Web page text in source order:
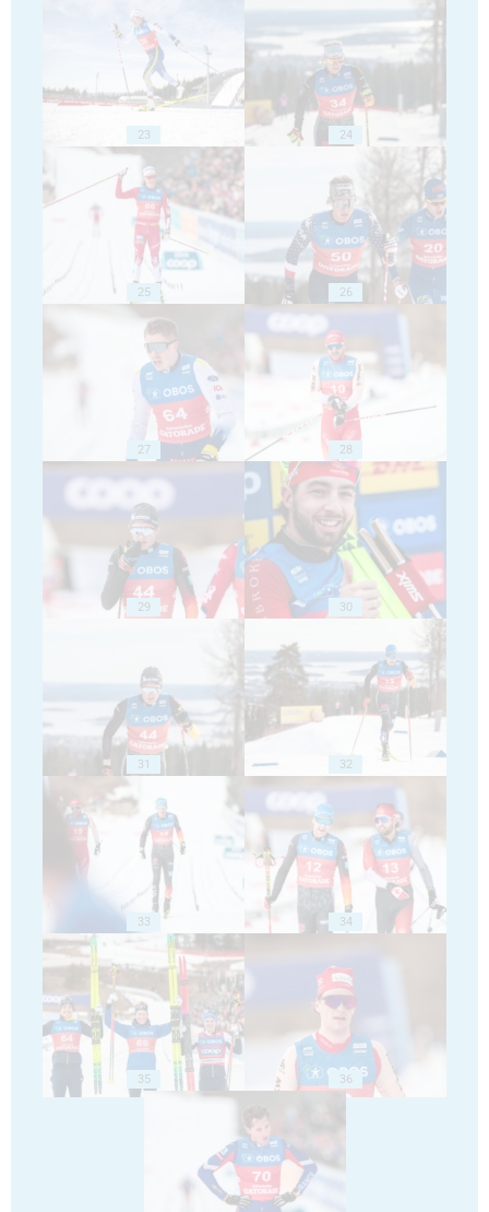
23 24
25 26
27 28
29 30
31 32
33 34
35 36